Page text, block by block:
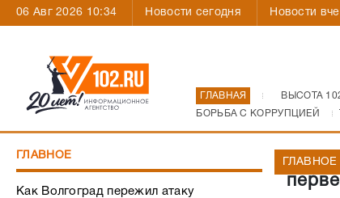
06 Авг 2026 10:34 Новости сегодня Новости
ГЛАВНАЯ ВЫСОТА
БОРЬБА С КОРРУПЦИЕЙ
ГЛАВНОЕ
Как Волгоград пережил атаку
В
ГЛАВНОЕ